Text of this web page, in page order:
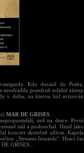
Kdo dorazil do Prahy,
poměrně solidní zástup
v dobu, na kterou byl avizován
MAR DE GRISES
než na desce. První
stál a poslouchal. Hned jako
koncert skutečně užívat. Kapela
„Streams Inwards“. Hrací čas
GRISES...